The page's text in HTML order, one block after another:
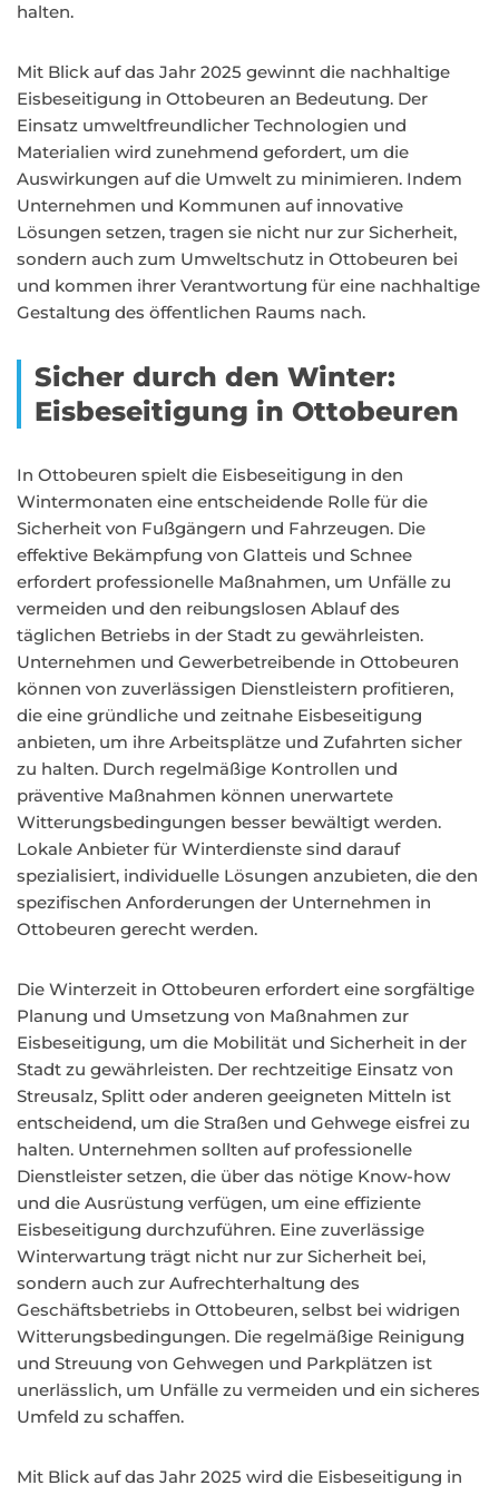
halten.
Mit Blick auf das Jahr 2025 gewinnt die nachhaltige
Eisbeseitigung in Ottobeuren an Bedeutung. Der
Einsatz umweltfreundlicher Technologien und
Materialien wird zunehmend gefordert, um die
Auswirkungen auf die Umwelt zu minimieren. Indem
Unternehmen und Kommunen auf innovative
Lösungen setzen, tragen sie nicht nur zur Sicherheit,
sondern auch zum Umweltschutz in Ottobeuren bei
und kommen ihrer Verantwortung für eine nachhaltige
Gestaltung des öffentlichen Raums nach.
Sicher durch den Winter:
Eisbeseitigung in Ottobeuren
In Ottobeuren spielt die Eisbeseitigung in den
Wintermonaten eine entscheidende Rolle für die
Sicherheit von Fußgängern und Fahrzeugen. Die
effektive Bekämpfung von Glatteis und Schnee
erfordert professionelle Maßnahmen, um Unfälle zu
vermeiden und den reibungslosen Ablauf des
täglichen Betriebs in der Stadt zu gewährleisten.
Unternehmen und Gewerbetreibende in Ottobeuren
können von zuverlässigen Dienstleistern profitieren,
die eine gründliche und zeitnahe Eisbeseitigung
anbieten, um ihre Arbeitsplätze und Zufahrten sicher
zu halten. Durch regelmäßige Kontrollen und
präventive Maßnahmen können unerwartete
Witterungsbedingungen besser bewältigt werden.
Lokale Anbieter für Winterdienste sind darauf
spezialisiert, individuelle Lösungen anzubieten, die den
spezifischen Anforderungen der Unternehmen in
Ottobeuren gerecht werden.
Die Winterzeit in Ottobeuren erfordert eine sorgfältige
Planung und Umsetzung von Maßnahmen zur
Eisbeseitigung, um die Mobilität und Sicherheit in der
Stadt zu gewährleisten. Der rechtzeitige Einsatz von
Streusalz, Splitt oder anderen geeigneten Mitteln ist
entscheidend, um die Straßen und Gehwege eisfrei zu
halten. Unternehmen sollten auf professionelle
Dienstleister setzen, die über das nötige Know-how
und die Ausrüstung verfügen, um eine effiziente
Eisbeseitigung durchzuführen. Eine zuverlässige
Winterwartung trägt nicht nur zur Sicherheit bei,
sondern auch zur Aufrechterhaltung des
Geschäftsbetriebs in Ottobeuren, selbst bei widrigen
Witterungsbedingungen. Die regelmäßige Reinigung
und Streuung von Gehwegen und Parkplätzen ist
unerlässlich, um Unfälle zu vermeiden und ein sicheres
Umfeld zu schaffen.
Mit Blick auf das Jahr 2025 wird die Eisbeseitigung in